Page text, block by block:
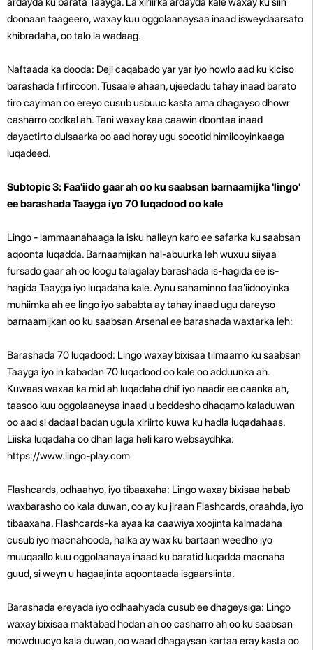
doonaan taageero, waxay kuu oggolaanaysaa inaad isweydaarsato
khibradaha, oo talo la wadaag.
Naftaada ka dooda: Deji caqabado yar yar iyo howlo aad ku kiciso
barashada firfircoon. Tusaale ahaan, ujeedadu tahay inaad barato
tiro cayiman oo ereyo cusub usbuuc kasta ama dhagayso dhowr
casharro codkal ah. Tani waxay kaa caawin doontaa inaad
dayactirto dulsaarka oo aad horay ugu socotid himilooyinkaaga
luqadeed.
Subtopic 3: Faa'iido gaar ah oo ku saabsan barnaamijka 'lingo'
ee barashada Taayga iyo 70 luqadood oo kale
Lingo - lammaanahaaga la isku halleyn karo ee safarka ku saabsan
aqoonta luqadda. Barnaamijkan hal-abuurka leh wuxuu siiyaa
fursado gaar ah oo loogu talagalay barashada is-hagida ee is-
hagida Taayga iyo luqadaha kale. Aynu sahaminno faa'iidooyinka
muhiimka ah ee lingo iyo sababta ay tahay inaad ugu dareyso
barnaamijkan oo ku saabsan Arsenal ee barashada waxtarka leh:
Barashada 70 luqadood: Lingo waxay bixisaa tilmaamo ku saabsan
Taayga iyo in kabadan 70 luqadood oo kale oo adduunka ah.
Kuwaas waxaa ka mid ah luqadaha dhif iyo naadir ee caanka ah,
taasoo kuu oggolaaneysa inaad u beddesho dhaqamo kaladuwan
oo aad si dadaal badan ugula xiriirto kuwa ku hadla luqadahaas.
Liiska luqadaha oo dhan laga heli karo websaydhka:
https://www.lingo-play.com
Flashcards, odhaahyo, iyo tibaaxaha: Lingo waxay bixisaa habab
waxbarasho oo kala duwan, oo ay ku jiraan Flashcards, oraahda, iyo
tibaaxaha. Flashcards-ka ayaa ka caawiya xoojinta kalmadaha
cusub iyo macnahooda, halka ay wax ku bartaan weedho iyo
muuqaallo kuu oggolaanaya inaad ku baratid luqadda macnaha
guud, si weyn u hagaajinta aqoontaada isgaarsiinta.
Barashada ereyada iyo odhaahyada cusub ee dhageysiga: Lingo
waxay bixisaa maktabad hodan ah oo casharro ah oo ku saabsan
mowduucyo kala duwan, oo waad dhagaysan kartaa eray kasta oo